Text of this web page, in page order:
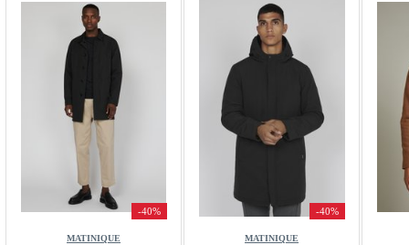
-40%
MATINIQUE
-40%
MATINIQUE